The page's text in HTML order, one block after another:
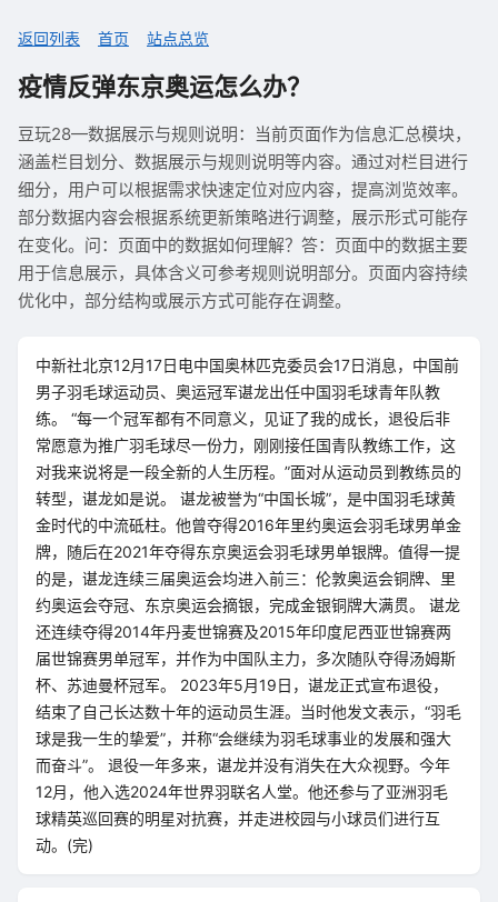
返回列表 首页 站点总览
疫情反弹东京奥运怎么办？
豆玩28—数据展示与规则说明：当前页面作为信息汇总模块，
涵盖栏目划分、数据展示与规则说明等内容。通过对栏目进行
细分，用户可以根据需求快速定位对应内容，提高浏览效率。
部分数据内容会根据系统更新策略进行调整，展示形式可能存
在变化。问：页面中的数据如何理解？答：页面中的数据主要
用于信息展示，具体含义可参考规则说明部分。页面内容持续
优化中，部分结构或展示方式可能存在调整。
中新社北京12月17日电中国奥林匹克委员会17日消息，中国前
男子羽毛球运动员、奥运冠军谌龙出任中国羽毛球青年队教
练。 “每一个冠军都有不同意义，见证了我的成长，退役后非
常愿意为推广羽毛球尽一份力，刚刚接任国青队教练工作，这
对我来说将是一段全新的人生历程。”面对从运动员到教练员的
转型，谌龙如是说。 谌龙被誉为“中国长城”，是中国羽毛球黄
金时代的中流砥柱。他曾夺得2016年里约奥运会羽毛球男单金
牌，随后在2021年夺得东京奥运会羽毛球男单银牌。值得一提
的是，谌龙连续三届奥运会均进入前三：伦敦奥运会铜牌、里
约奥运会夺冠、东京奥运会摘银，完成金银铜牌大满贯。 谌龙
还连续夺得2014年丹麦世锦赛及2015年印度尼西亚世锦赛两
届世锦赛男单冠军，并作为中国队主力，多次随队夺得汤姆斯
杯、苏迪曼杯冠军。 2023年5月19日，谌龙正式宣布退役，
结束了自己长达数十年的运动员生涯。当时他发文表示，“羽毛
球是我一生的挚爱”，并称“会继续为羽毛球事业的发展和强大
而奋斗”。 退役一年多来，谌龙并没有消失在大众视野。今年
12月，他入选2024年世界羽联名人堂。他还参与了亚洲羽毛
球精英巡回赛的明星对抗赛，并走进校园与小球员们进行互
动。(完)